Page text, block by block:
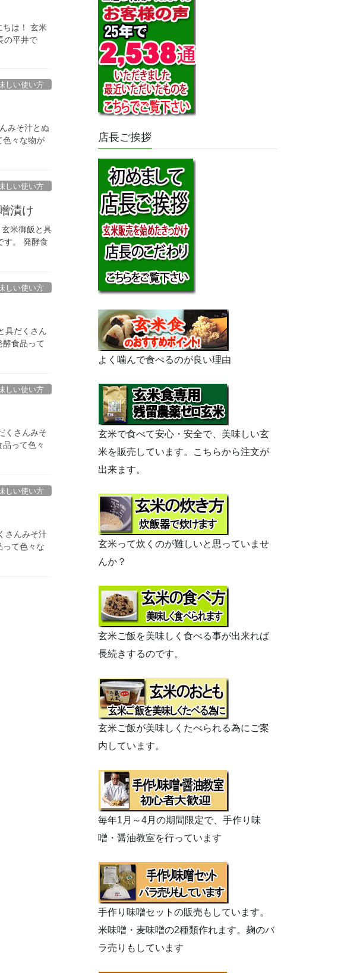
ちは！ 玄米
の平井で
しい使い方
みそ汁とぬ
々な物が
しい使い方
漬け
米御飯と具
す。 発酵食
しい使い方
具だくさん
食品って
しい使い方
くさんみそ
って色々
しい使い方
さんみそ汁
て色々な
店長ご挨拶
よく噛んで食べるのが良い理由
玄米で食べて安心・安全で、美味しい玄
米を販売しています。こちらから注文が
出来ます。
玄米って炊くのが難しいと思っていませ
んか？
玄米ご飯を美味しく食べる事が出来れば
長続きするのです。
玄米ご飯が美味しくたべられる為にご案
内しています。
毎年1月～4月の期間限定で、手作り味
噌・醤油教室を行っています
手作り味噌セットの販売もしています。
米味噌・麦味噌の2種類作れます。麹のバ
ラ売りもしています